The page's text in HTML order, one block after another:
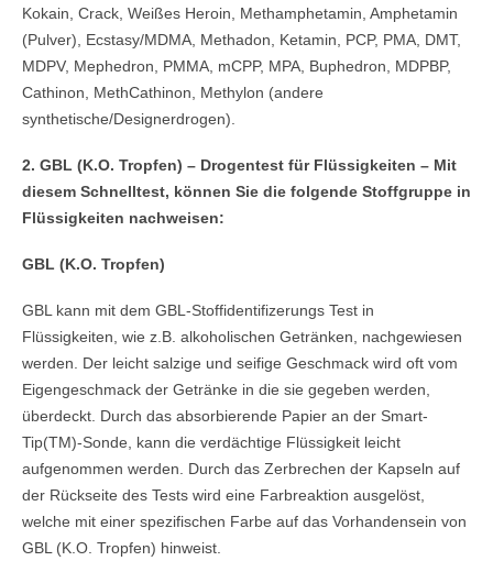
Kokain, Crack, Weißes Heroin, Methamphetamin, Amphetamin
(Pulver), Ecstasy/MDMA, Methadon, Ketamin, PCP, PMA, DMT,
MDPV, Mephedron, PMMA, mCPP, MPA, Buphedron, MDPBP,
Cathinon, MethCathinon, Methylon (andere
synthetische/Designerdrogen).
2. GBL (K.O. Tropfen) – Drogentest für Flüssigkeiten – Mit
diesem Schnelltest, können Sie die folgende Stoffgruppe in
Flüssigkeiten nachweisen:
GBL (K.O. Tropfen)
GBL kann mit dem GBL-Stoffidentifizerungs Test in
Flüssigkeiten, wie z.B. alkoholischen Getränken, nachgewiesen
werden. Der leicht salzige und seifige Geschmack wird oft vom
Eigengeschmack der Getränke in die sie gegeben werden,
überdeckt. Durch das absorbierende Papier an der Smart-
Tip(TM)-Sonde, kann die verdächtige Flüssigkeit leicht
aufgenommen werden. Durch das Zerbrechen der Kapseln auf
der Rückseite des Tests wird eine Farbreaktion ausgelöst,
welche mit einer spezifischen Farbe auf das Vorhandensein von
GBL (K.O. Tropfen) hinweist.